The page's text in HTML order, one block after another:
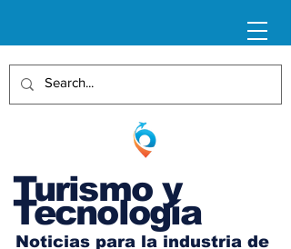
Turismo y
Tecnología
Noticias para la industria de